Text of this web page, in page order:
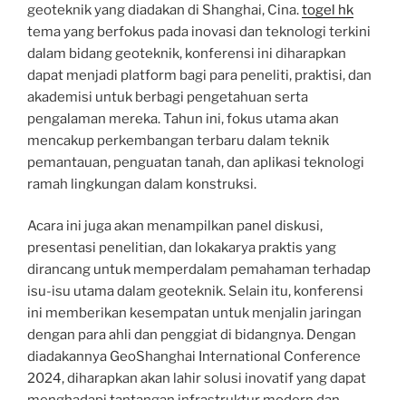
geoteknik yang diadakan di Shanghai, Cina.togel hk
tema yang berfokus pada inovasi dan teknologi terkini
dalam bidang geoteknik, konferensi ini diharapkan
dapat menjadi platform bagi para peneliti, praktisi, dan
akademisi untuk berbagi pengetahuan serta
pengalaman mereka. Tahun ini, fokus utama akan
mencakup perkembangan terbaru dalam teknik
pemantauan, penguatan tanah, dan aplikasi teknologi
ramah lingkungan dalam konstruksi.
Acara ini juga akan menampilkan panel diskusi,
presentasi penelitian, dan lokakarya praktis yang
dirancang untuk memperdalam pemahaman terhadap
isu-isu utama dalam geoteknik. Selain itu, konferensi
ini memberikan kesempatan untuk menjalin jaringan
dengan para ahli dan penggiat di bidangnya. Dengan
diadakannya GeoShanghai International Conference
2024, diharapkan akan lahir solusi inovatif yang dapat